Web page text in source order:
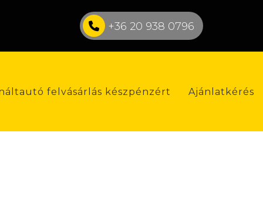
+36 20 938 0796
felvásárlás készpénzért Ajánlatkérés